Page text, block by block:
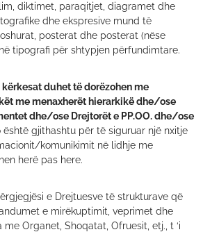
diktimet, paraqitjet, diagramet dhe
dhe ekspresive mund të
posterat dhe posterat (nëse
tipografi për shtypjen përfundimtare.
kërkesat duhet të dorëzohen me
me menaxherët hierarkikë dhe/ose
dhe/ose Drejtorët e PP.OO. dhe/ose
është gjithashtu për të siguruar një nxitje
komunikimit në lidhje me
herë pas here.
e Drejtuesve të strukturave që
e mirëkuptimit, veprimet dhe
Organet, Shoqatat, Ofruesit, etj., t ‘i